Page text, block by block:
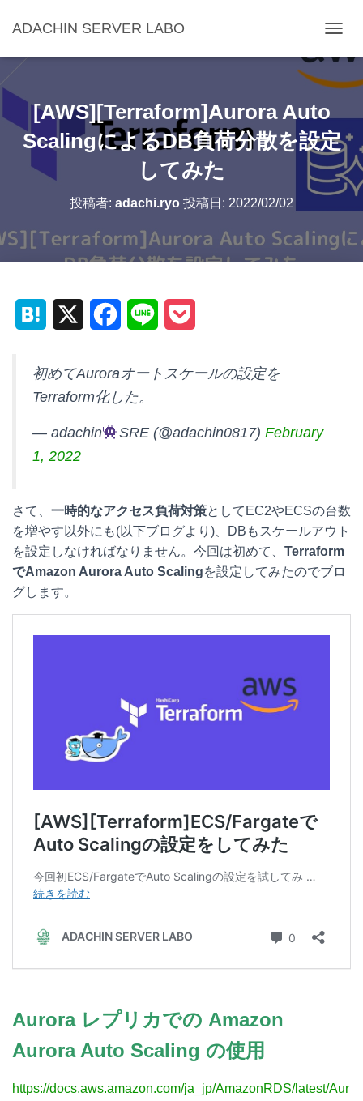
ADACHIN SERVER LABO
ビ
ー
ョ
ン
を
切
り
替
え
[AWS][Terraform]Aurora Auto
ScalingによるDB負荷分散を設定
してみた
投稿者: adachi.ryo 投稿日: 2022/02/02
t
e
n
c
e
b
k
n c
e
初めてAuroraオートスケールの設定を
Terraform化した。
— adachin SRE (@adachin0817) February
1, 2022
さて、 一時的なアクセス負荷対策としてEC2やECSの台数
を増やす以外にも(以下ブログより)、DBもスケールアウト
を設定しなければなりません。今回は初めて、 Terraform
でAmazon Aurora Auto Scalingを設定してみたのでブロ
グします。
Aurora レプリカでの Amazon
Aurora Auto Scaling の使用
https://docs.aws.amazon.com/ja_jp/AmazonRDS/latest/Aur